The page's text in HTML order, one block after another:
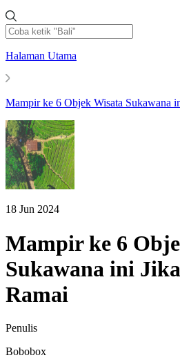
Halaman Utama
Mampir ke 6 Objek Wisata Sukawana
18 Jun 2024
Mampir ke 6
Sukawana ini
Ramai
Penulis
Bobobox